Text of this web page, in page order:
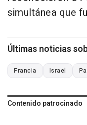
simultánea que
Últimas noticias
Francia Israel
Contenido patrocinado